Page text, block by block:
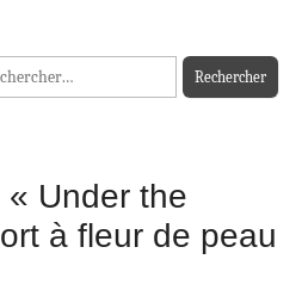
:
Under the
à fleur de peau